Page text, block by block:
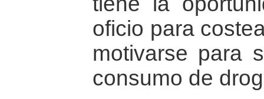
oficio para
motivarse para
consumo de